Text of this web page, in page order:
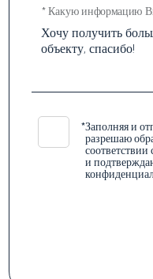
* Какую информацию
*Заполняя и
разрешаю
и